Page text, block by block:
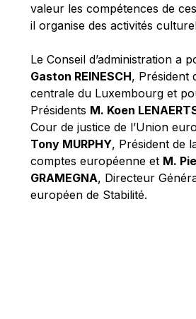
Paolo Mengozzi
Paschal Donohoe
Pat Cox
Patrizia Nanz
Philippe Maystadt
Pierre Gramegna
Richard Pelly
Robert Goebbels
Robert REYNDERS
valeur les compétences de
il organise des activités
Le Conseil d’administration a
Gaston REINESCH, Président
centrale du Luxembourg et
Présidents M. Koen
Cour de justice de l’Union
Tony MURPHY, Président de
comptes européenne et M.
GRAMEGNA, Directeur
européen de Stabilité.